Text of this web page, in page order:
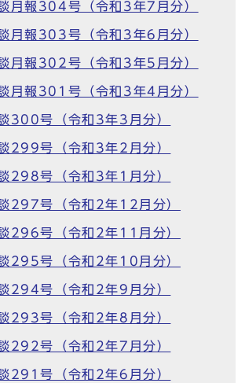
月報304号（令和3年7月分）
月報303号（令和3年6月分）
月報302号（令和3年5月分）
月報301号（令和3年4月分）
300号（令和3年3月分）
299号（令和3年2月分）
298号（令和3年1月分）
297号（令和2年12月分）
296号（令和2年11月分）
295号（令和2年10月分）
294号（令和2年9月分）
293号（令和2年8月分）
292号（令和2年7月分）
291号（令和2年6月分）